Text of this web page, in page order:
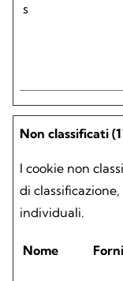
s
Non classificati
I cookie non
di
individuali.
Nome